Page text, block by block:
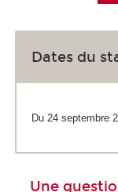
Dates du
Du 24 septembre
Une